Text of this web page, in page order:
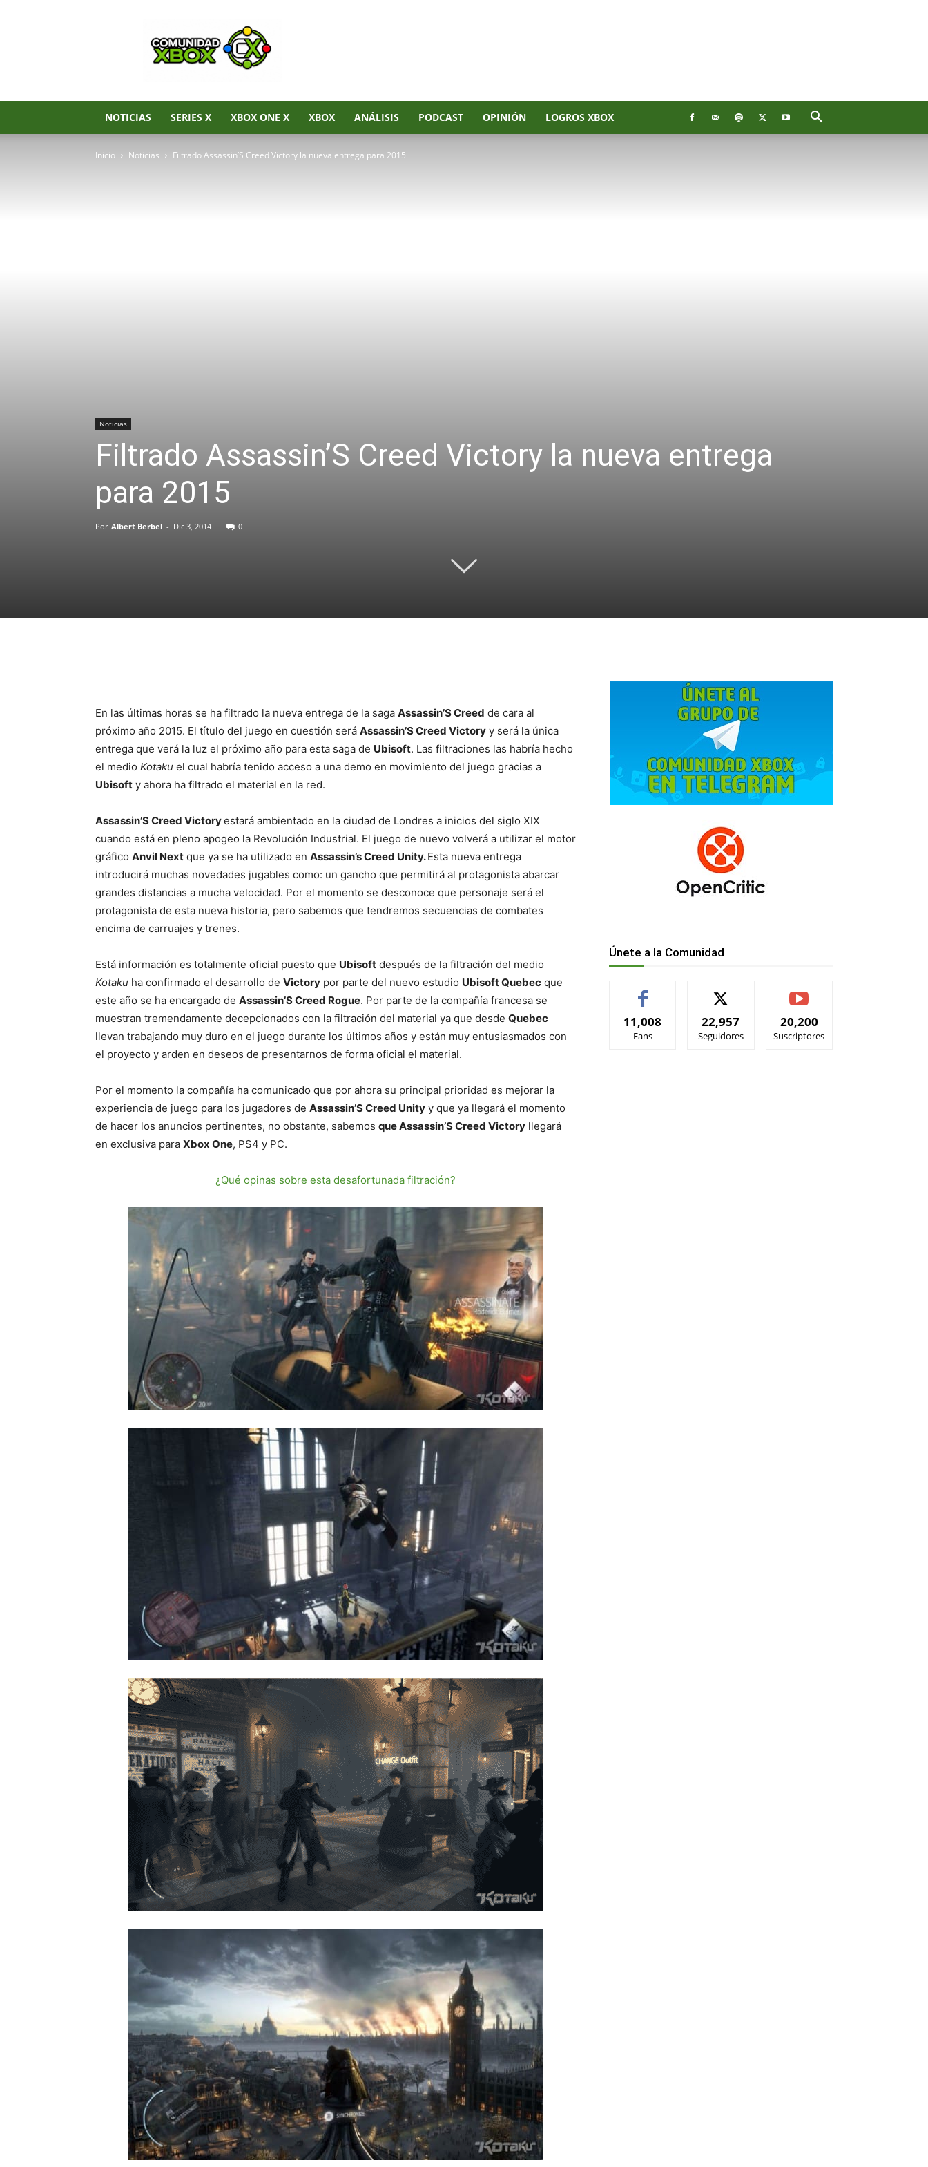
Noticias
de
Xbox
Series
Xbox
One
360
NOTICIAS SERIES X XBOX ONE X XBOX ANÁLISIS PODCAST OPINIÓN LOGROS XBOX
Inicio Noticias Filtrado Assassin’S Creed Victory la nueva entrega para 2015
Noticias
Filtrado Assassin’S Creed Victory la nueva entrega
para 2015
Por Albert Berbel - Dic 3, 2014 0
En las últimas horas se ha filtrado la nueva entrega de la saga Assassin’S Creed de cara al
próximo año 2015. El título del juego en cuestión será Assassin’S Creed Victory y será la única
entrega que verá la luz el próximo año para esta saga de Ubisoft. Las filtraciones las habría hecho
el medio Kotaku el cual habría tenido acceso a una demo en movimiento del juego gracias a
Ubisoft y ahora ha filtrado el material en la red.
Assassin’S Creed Victoryestará ambientado en la ciudad de Londres a inicios del siglo XIX
cuando está en pleno apogeo la Revolución Industrial. El juego de nuevo volverá a utilizar el motor
gráfico Anvil Next que ya se ha utilizado en Assassin’s Creed Unity.Esta nueva entrega
introducirá muchas novedades jugables como: un gancho que permitirá al protagonista abarcar
grandes distancias a mucha velocidad. Por el momento se desconoce que personaje será el
protagonista de esta nueva historia, pero sabemos que tendremos secuencias de combates
encima de carruajes y trenes.
Está información es totalmente oficial puesto que Ubisoft después de la filtración del medio
Kotaku ha confirmado el desarrollo de Victory por parte del nuevo estudio Ubisoft Quebec que
este año se ha encargado de Assassin’S Creed Rogue. Por parte de la compañía francesa se
muestran tremendamente decepcionados con la filtración del material ya que desde Quebec
llevan trabajando muy duro en el juego durante los últimos años y están muy entusiasmados con
el proyecto y arden en deseos de presentarnos de forma oficial el material.
Por el momento la compañía ha comunicado que por ahora su principal prioridad es mejorar la
experiencia de juego para los jugadores de Assassin’S Creed Unity y que ya llegará el momento
de hacer los anuncios pertinentes, no obstante, sabemos que Assassin’S Creed Victory llegará
en exclusiva para Xbox One, PS4 y PC.
¿Qué opinas sobre esta desafortunada filtración?
Únete a la Comunidad
11,008
Fans
22,957
Seguidores
20,200
Suscriptores